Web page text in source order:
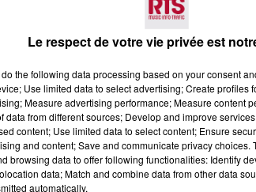
À UNE OFFRE
Le respect de votre vie privée est
do the following data processing based on your consent
Use limited data to select advertising; Create profiles
Measure advertising performance; Measure content
data from different sources; Develop and improve
content; Use limited data to select content; Ensure
and content; Save and communicate privacy
browsing data to offer following functionalities: Identify
data; Match and combine data from other data
automatically.